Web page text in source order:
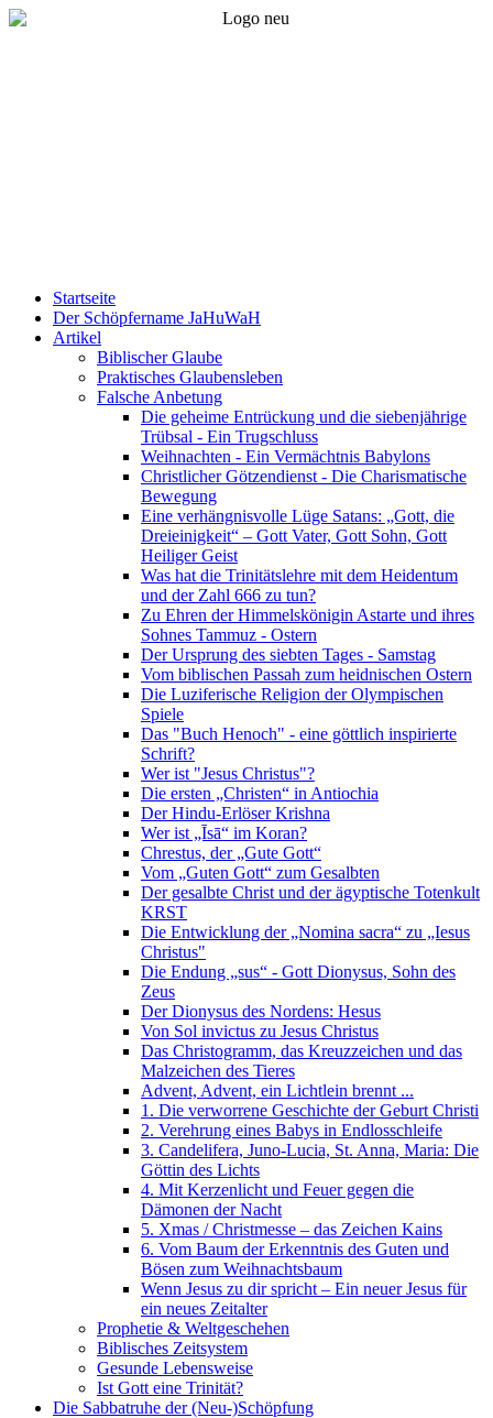
Startseite
Der Schöpfername JaHuWaH
Artikel
Biblischer Glaube
Praktisches Glaubensleben
Falsche Anbetung
Die geheime Entrückung und die siebenjährige
Trübsal - Ein Trugschluss
Weihnachten - Ein Vermächtnis Babylons
Christlicher Götzendienst - Die Charismatische
Bewegung
Eine verhängnisvolle Lüge Satans: „Gott, die
Dreieinigkeit“ – Gott Vater, Gott Sohn, Gott
Heiliger Geist
Was hat die Trinitätslehre mit dem Heidentum
und der Zahl 666 zu tun?
Zu Ehren der Himmelskönigin Astarte und ihres
Sohnes Tammuz - Ostern
Der Ursprung des siebten Tages - Samstag
Vom biblischen Passah zum heidnischen Ostern
Die Luziferische Religion der Olympischen
Spiele
Das "Buch Henoch" - eine göttlich inspirierte
Schrift?
Wer ist "Jesus Christus"?
Die ersten „Christen“ in Antiochia
Der Hindu-Erlöser Krishna
Wer ist „Īsā“ im Koran?
Chrestus, der „Gute Gott“
Vom „Guten Gott“ zum Gesalbten
Der gesalbte Christ und der ägyptische Totenkult
KRST
Die Entwicklung der „Nomina sacra“ zu „Iesus
Christus"
Die Endung „sus“ - Gott Dionysus, Sohn des
Zeus
Der Dionysus des Nordens: Hesus
Von Sol invictus zu Jesus Christus
Das Christogramm, das Kreuzzeichen und das
Malzeichen des Tieres
Advent, Advent, ein Lichtlein brennt ...
1. Die verworrene Geschichte der Geburt Christi
2. Verehrung eines Babys in Endlosschleife
3. Candelifera, Juno-Lucia, St. Anna, Maria: Die
Göttin des Lichts
4. Mit Kerzenlicht und Feuer gegen die
Dämonen der Nacht
5. Xmas / Christmesse – das Zeichen Kains
6. Vom Baum der Erkenntnis des Guten und
Bösen zum Weihnachtsbaum
Wenn Jesus zu dir spricht – Ein neuer Jesus für
ein neues Zeitalter
Prophetie & Weltgeschehen
Biblisches Zeitsystem
Gesunde Lebensweise
Ist Gott eine Trinität?
Die Sabbatruhe der (Neu-)Schöpfung